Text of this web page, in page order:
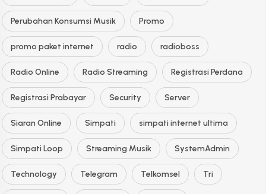
Perubahan Konsumsi Musik Promo
promo paket internet radio radioboss
Radio Online Radio Streaming Registrasi Perdana
Registrasi Prabayar Security Server
Siaran Online Simpati simpati internet ultima
Simpati Loop Streaming Musik SystemAdmin
Technology Telegram Telkomsel Tri